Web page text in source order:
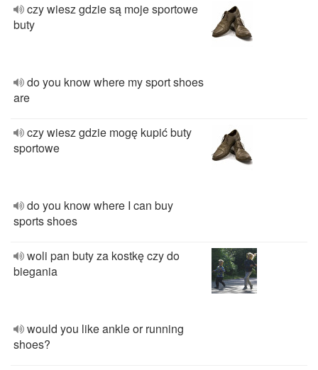
czy wiesz gdzie są moje sportowe
buty
do you know where my sport shoes
are
czy wiesz gdzie mogę kupić buty
sportowe
do you know where I can buy
sports shoes
woli pan buty za kostkę czy do
biegania
would you like ankle or running
shoes?